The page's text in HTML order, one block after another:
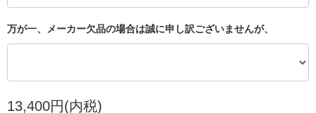
万が一、メーカー欠品の場合は誠に申し訳ございませんが、
13,400円(内税)